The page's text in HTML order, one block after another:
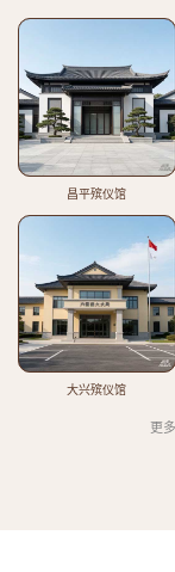
昌平殡仪馆
大兴殡仪馆
更